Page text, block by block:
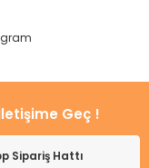
Geç !
Sipariş Hattı